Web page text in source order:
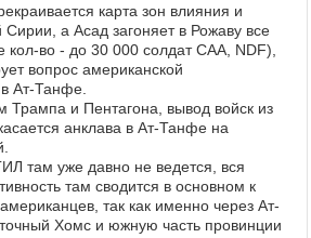
карта зон влияния и
Сирии, а Асад загоняет в Рожаву все
во - до 30 000 солдат САА, NDF),
вопрос американской
Ат-Танфе.
Трампа и Пентагона, вывод войск из
анклава в Ат-Танфе на
там уже давно не ведется, вся
там сводится в основном к
так как именно через Ат-
Хомс и южную часть провинции